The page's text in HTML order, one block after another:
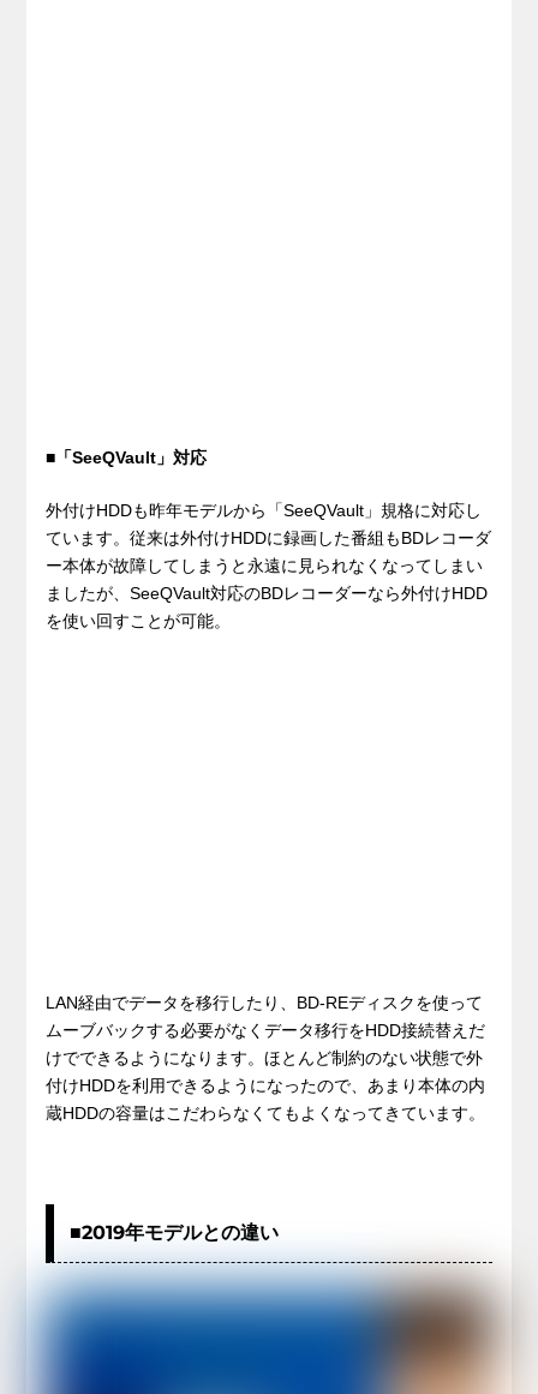
■「SeeQVault」対応
外付けHDDも昨年モデルから「SeeQVault」規格に対応し
ています。従来は外付けHDDに録画した番組もBDレコーダ
ー本体が故障してしまうと永遠に見られなくなってしまい
ましたが、SeeQVault対応のBDレコーダーなら外付けHDD
を使い回すことが可能。
LAN経由でデータを移行したり、BD-REディスクを使って
ムーブバックする必要がなくデータ移行をHDD接続替えだ
けでできるようになります。ほとんど制約のない状態で外
付けHDDを利用できるようになったので、あまり本体の内
蔵HDDの容量はこだわらなくてもよくなってきています。
■2019年モデルとの違い